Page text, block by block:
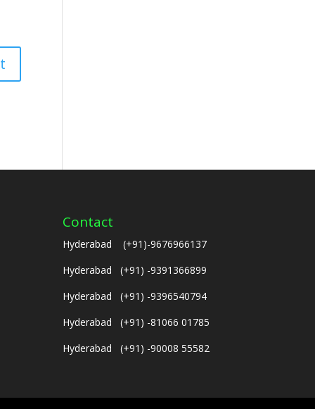
Contact
Hyderabad (+91)-9676966137
Hyderabad (+91) -9391366899
Hyderabad (+91) -9396540794
Hyderabad (+91) -81066 01785
Hyderabad (+91) -90008 55582